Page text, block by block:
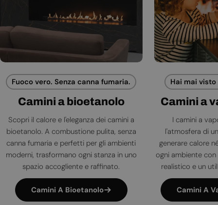
Fuoco vero. Senza canna fumaria.
Camini a bioetanolo
Scopri il calore e l'eleganza dei camini a
bioetanolo. A combustione pulita, senza
canna fumaria e perfetti per gli ambienti
moderni, trasformano ogni stanza in uno
spazio accogliente e raffinato.
Camini A Bioetanolo
Hai mai
Camini a
I camini a
l'atmosfera di
generare calore
ogni ambiente
realistico e un
Camini A